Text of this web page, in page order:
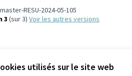
utilisés sur le site web
RESU-2024-05-105
3 (sur 3) voir les autres versions